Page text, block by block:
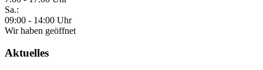
Sa.:
09:00 - 14:00 Uhr
Wir haben geöffnet
Aktuelles